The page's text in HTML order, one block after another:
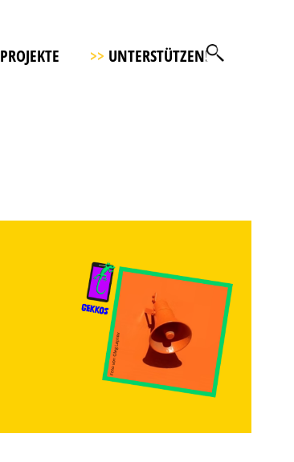
PROJEKTE >> UNTERSTÜTZEN!